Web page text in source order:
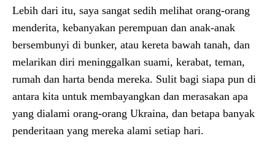
Lebih dari itu, saya sangat sedih melihat orang-orang
menderita, kebanyakan perempuan dan anak-anak
bersembunyi di bunker, atau kereta bawah tanah, dan
melarikan diri meninggalkan suami, kerabat, teman,
rumah dan harta benda mereka. Sulit bagi siapa pun di
antara kita untuk membayangkan dan merasakan apa
yang dialami orang-orang Ukraina, dan betapa banyak
penderitaan yang mereka alami setiap hari.